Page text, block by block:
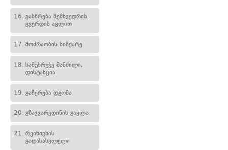
16. გასწრება შემხვედრის
გვერდის ავლით
17. მოძრაობის სიჩქარე
18. სამუხრუჭე მანძილი,
დისტანცია
19. გაჩერება დგომა
20. გზაჯვარედინის გავლა
21. რკინიგზის
გადასასვლელი